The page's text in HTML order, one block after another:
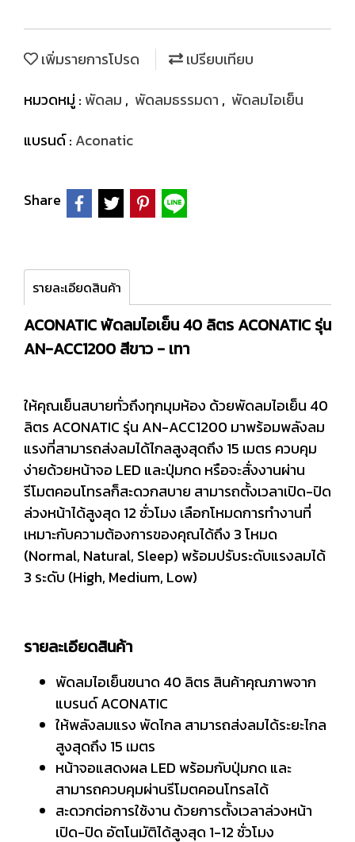
เพิ่มรายการโปรด
เปรียบเทียบ
หมวดหมู่ : พัดลม , พัดลมธรรมดา , พัดลมไอเย็น
แบรนด์ : Aconatic
Share
รายละเอียดสินค้า
ACONATIC พัดลมไอเย็น 40 ลิตร ACONATIC รุ่น
AN-ACC1200 สีขาว - เทา
ให้คุณเย็นสบายทั่วถึงทุกมุมห้อง ด้วยพัดลมไอเย็น 40
ลิตร ACONATIC รุ่น AN-ACC1200 มาพร้อมพลังลม
แรงที่สามารถส่งลมได้ไกลสูงสุดถึง 15 เมตร ควบคุม
ง่ายด้วยหน้าจอ LED และปุ่มกด หรือจะสั่งงานผ่าน
รีโมตคอนโทรลก็สะดวกสบาย สามารถตั้งเวลาเปิด-ปิด
ล่วงหน้าได้สูงสุด 12 ชั่วโมง เลือกโหมดการทำงานที่
เหมาะกับความต้องการของคุณได้ถึง 3 โหมด
(Normal, Natural, Sleep) พร้อมปรับระดับแรงลมได้
3 ระดับ (High, Medium, Low)
รายละเอียดสินค้า
พัดลมไอเย็นขนาด 40 ลิตร สินค้าคุณภาพจาก
แบรนด์ ACONATIC
ให้พลังลมแรง พัดไกล สามารถส่งลมได้ระยะไกล
สูงสุดถึง 15 เมตร
หน้าจอแสดงผล LED พร้อมกับปุ่มกด และ
สามารถควบคุมผ่านรีโมตคอนโทรลได้
สะดวกต่อการใช้งาน ด้วยการตั้งเวลาล่วงหน้า
เปิด-ปิด อัตโนมัติได้สูงสุด 1-12 ชั่วโมง